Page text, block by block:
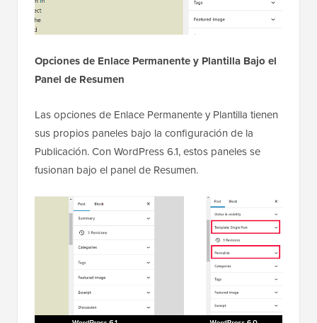
Opciones de Enlace Permanente y Plantilla Bajo el
Panel de Resumen
Las opciones de Enlace Permanente y Plantilla tienen
sus propios paneles bajo la configuración de la
Publicación. Con WordPress 6.1, estos paneles se
fusionan bajo el panel de Resumen.